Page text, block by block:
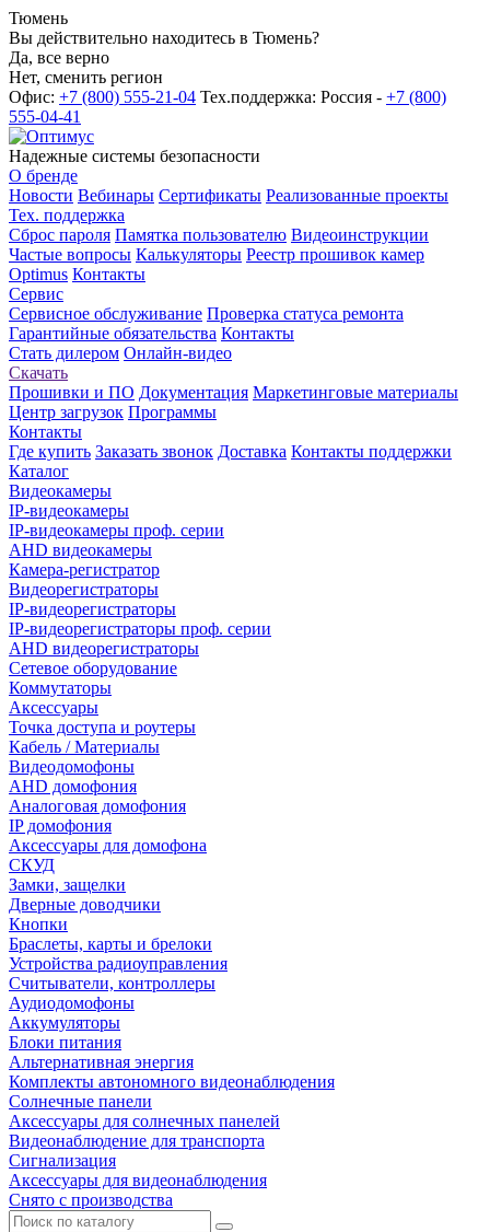
Тюмень
Вы действительно находитесь в Тюмень?
Да, все верно
Нет, сменить регион
Офис: +7 (800) 555-21-04 Тех.поддержка: Россия - +7 (800)
555-04-41
Надежные системы безопасности
О бренде
Новости Вебинары Сертификаты Реализованные проекты
Тех. поддержка
Сброс пароля Памятка пользователю Видеоинструкции
Частые вопросы Калькуляторы Реестр прошивок камер
Optimus Контакты
Сервис
Сервисное обслуживание Проверка статуса ремонта
Гарантийные обязательства Контакты
Стать дилером Онлайн-видео
Скачать
Прошивки и ПО Документация Маркетинговые материалы
Центр загрузок Программы
Контакты
Где купить Заказать звонок Доставка Контакты поддержки
Каталог
Видеокамеры
IP-видеокамеры
IP-видеокамеры проф. серии
AHD видеокамеры
Камера-регистратор
Видеорегистраторы
IP-видеорегистраторы
IP-видеорегистраторы проф. серии
AHD видеорегистраторы
Сетевое оборудование
Коммутаторы
Аксессуары
Точка доступа и роутеры
Кабель / Материалы
Видеодомофоны
AHD домофония
Аналоговая домофония
IP домофония
Аксессуары для домофона
СКУД
Замки, защелки
Дверные доводчики
Кнопки
Браслеты, карты и брелоки
Устройства радиоуправления
Считыватели, контроллеры
Аудиодомофоны
Аккумуляторы
Блоки питания
Альтернативная энергия
Комплекты автономного видеонаблюдения
Солнечные панели
Аксессуары для солнечных панелей
Видеонаблюдение для транспорта
Сигнализация
Аксессуары для видеонаблюдения
Снято с производства